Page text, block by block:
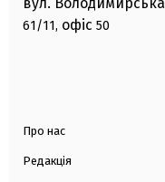
61/11, офіс 50
Про нас
Редакція